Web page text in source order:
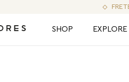
SHOP EXPLORE